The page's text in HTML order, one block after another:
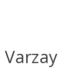
Varzay